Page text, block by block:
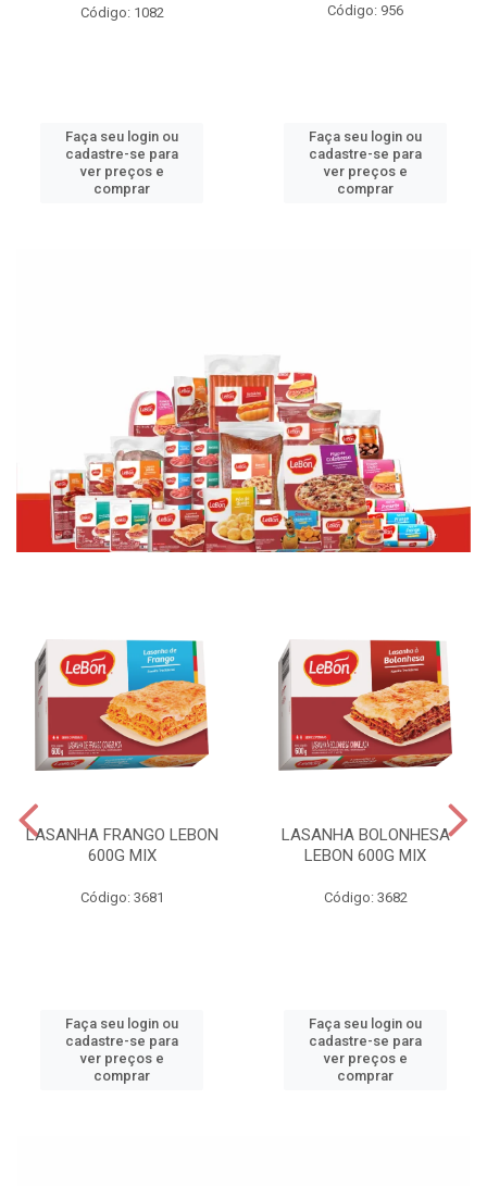
Código: 1082
Faça seu login ou
cadastre-se para
ver preços e
comprar
Código: 956
Faça seu login ou
cadastre-se para
ver preços e
comprar
LASANHA FRANGO LEBON
600G MIX
Código: 3681
Faça seu login ou
cadastre-se para
ver preços e
comprar
LASANHA BOLONHESA
LEBON 600G MIX
Código: 3682
Faça seu login ou
cadastre-se para
ver preços e
comprar